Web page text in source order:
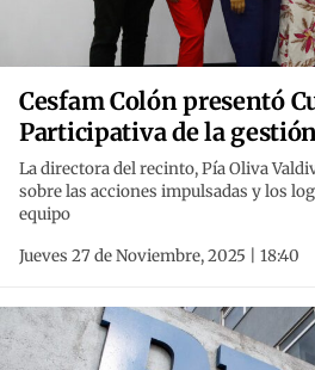
Cesfam Colón presentó
Participativa de la
La directora del recinto, Pía Oliva
sobre las acciones impulsadas y los
equipo
Jueves 27 de Noviembre, 2025 | 18:40